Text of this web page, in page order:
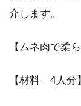
介します。
【ムネ肉で柔
【材料 4人分】